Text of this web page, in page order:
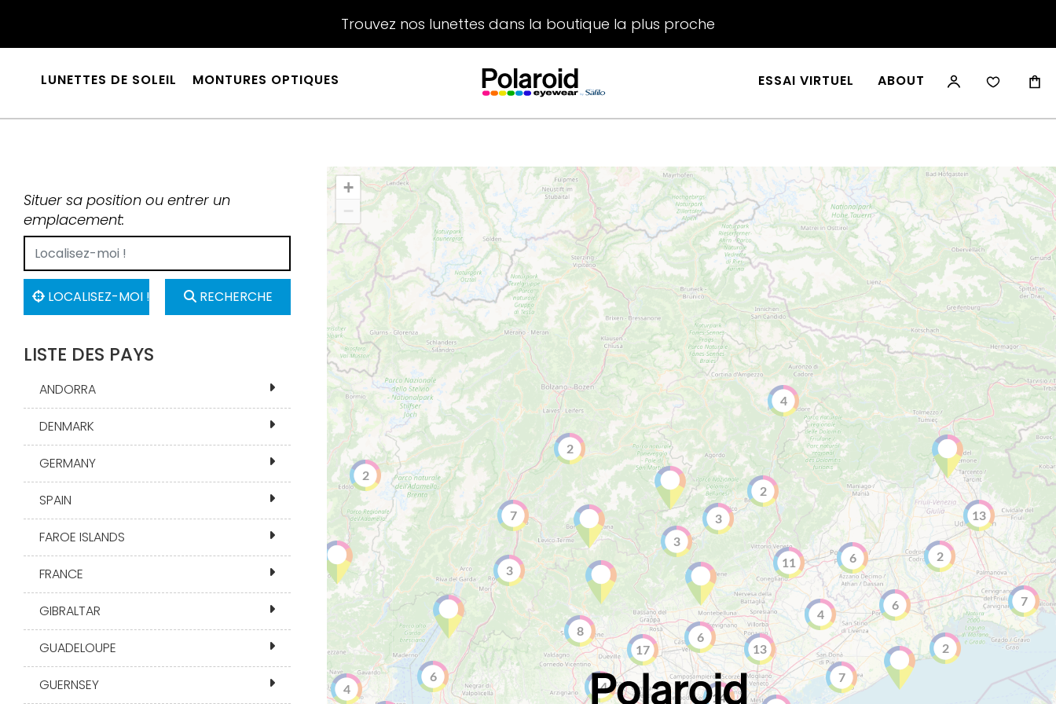
Trouvez nos lunettes dans la boutique la plus proche
LUNETTES DE SOLEIL MONTURES OPTIQUES ESSAI VIRTUEL ABOUT
Situer sa position ou entrer un
emplacement:
LOCALISEZ-MOI ! RECHERCHE
LISTE DES PAYS
ANDORRA
DENMARK
GERMANY
SPAIN
FAROE ISLANDS
FRANCE
GIBRALTAR
GUADELOUPE
GUERNSEY
14
13
4
7
17 2
11
7
8
14
6
6
13
6
7
6
4
3
4
2
3
2
3
2
2
+